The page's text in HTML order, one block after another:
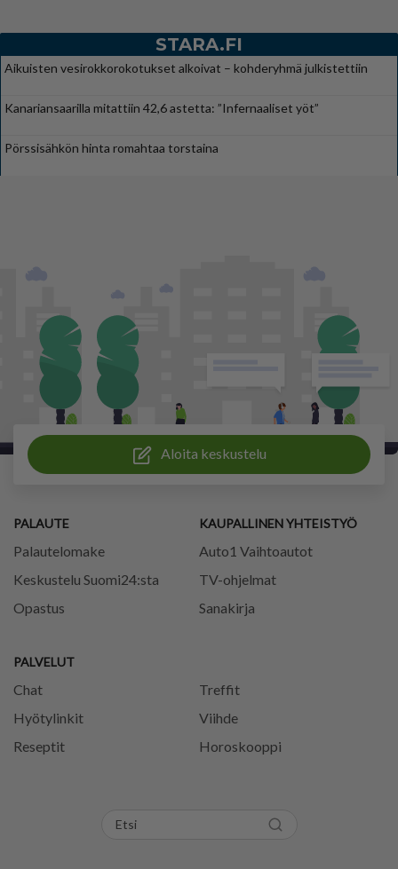
STARA.FI
Aikuisten vesirokkorokotukset alkoivat – kohderyhmä julkistettiin
Kanariansaarilla mitattiin 42,6 astetta: ”Infernaaliset yöt”
Pörssisähkön hinta romahtaa torstaina
Aloita keskustelu
PALAUTE
Palautelomake
Keskustelu Suomi24:sta
Opastus
PALVELUT
Chat
Treffit
Hyötylinkit
Viihde
Reseptit
Horoskooppi
KAUPALLINEN YHTEISTYÖ
Auto1 Vaihtoautot
TV-ohjelmat
Sanakirja